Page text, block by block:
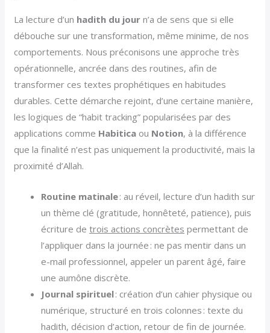
La lecture d’un hadith du jour n’a de sens que si elle
débouche sur une transformation, même minime, de nos
comportements. Nous préconisons une approche très
opérationnelle, ancrée dans des routines, afin de
transformer ces textes prophétiques en habitudes
durables. Cette démarche rejoint, d’une certaine manière,
les logiques de “habit tracking” popularisées par des
applications comme Habitica ou Notion, à la différence
que la finalité n’est pas uniquement la productivité, mais la
proximité d’Allah.
Routine matinale: au réveil, lecture d’un hadith sur
un thème clé (gratitude, honnêteté, patience), puis
écriture detrois actions concrètes permettant de
l’appliquer dans la journée : ne pas mentir dans un
e-mail professionnel, appeler un parent âgé, faire
une aumône discrète.
Journal spirituel: création d’un cahier physique ou
numérique, structuré en trois colonnes : texte du
hadith, décision d’action, retour de fin de journée.